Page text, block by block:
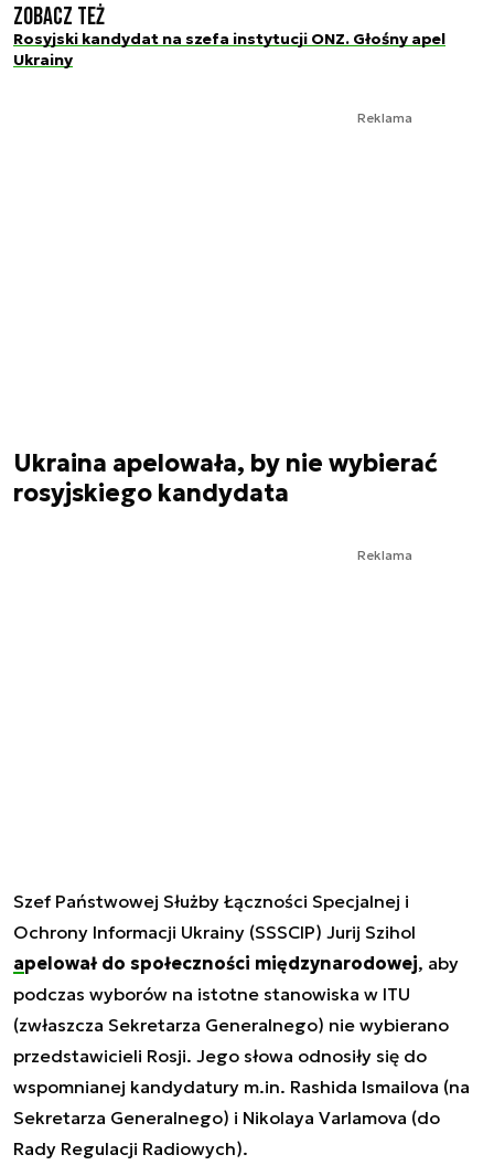
Zobacz też
Rosyjski kandydat na szefa instytucji ONZ. Głośny apel
Ukrainy
Reklama
Ukraina apelowała, by nie wybierać
rosyjskiego kandydata
Reklama
Szef Państwowej Służby Łączności Specjalnej i
Ochrony Informacji Ukrainy (SSSCIP) Jurij Szihol
apelował do społeczności międzynarodowej, aby
podczas wyborów na istotne stanowiska w ITU
(zwłaszcza Sekretarza Generalnego) nie wybierano
przedstawicieli Rosji. Jego słowa odnosiły się do
wspomnianej kandydatury m.in. Rashida Ismailova (na
Sekretarza Generalnego) i Nikolaya Varlamova (do
Rady Regulacji Radiowych).